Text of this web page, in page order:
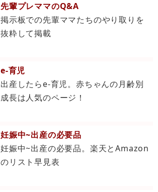
先輩プレママのQ&A
掲示板での先輩ママたちのやり取りを
抜粋して掲載
e-育児
出産したらe-育児。赤ちゃんの月齢別
成長は人気のページ！
妊娠中~出産の必要品
妊娠中~出産の必要品。楽天とAmazon
のリスト早見表